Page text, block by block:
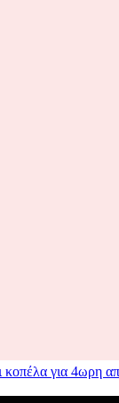
κοπέλα για 4ωρη